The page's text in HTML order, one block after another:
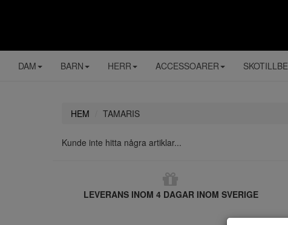
DAM BARN HERR ACCESSOARER
HEM TAMARIS
Kunde inte hitta några artiklar...
LEVERANS INOM 4 DAGAR INOM SVERIGE